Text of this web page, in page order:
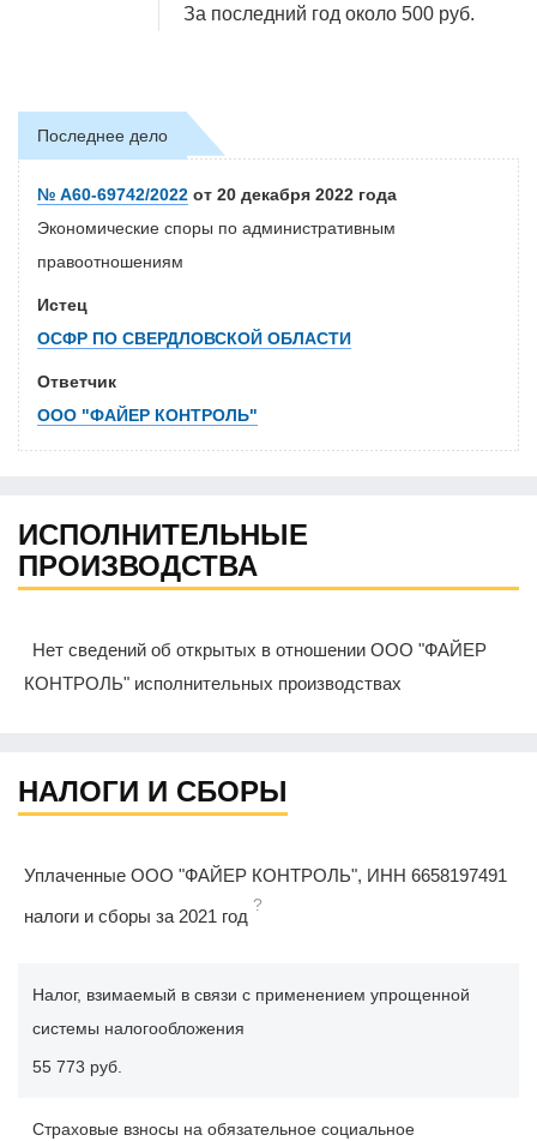
За последний год около500 руб.
Последнее дело
№ А60-69742/2022 от 20 декабря 2022 года
Экономические споры по административным
правоотношениям
Истец
ОСФР ПО СВЕРДЛОВСКОЙ ОБЛАСТИ
Ответчик
ООО "ФАЙЕР КОНТРОЛЬ"
ИСПОЛНИТЕЛЬНЫЕ
ПРОИЗВОДСТВА
Нет сведений об открытых в отношении ООО "ФАЙЕР
КОНТРОЛЬ" исполнительных производствах
НАЛОГИ И СБОРЫ
Уплаченные ООО "ФАЙЕР КОНТРОЛЬ", ИНН 6658197491
налоги и сборы за 2021 год
?
Налог, взимаемый в связи с применением упрощенной
системы налогообложения
55 773 руб.
Страховые взносы на обязательное социальное